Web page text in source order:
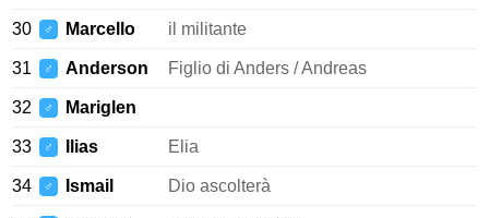
30 ♂ Marcello il militante
31 ♂ Anderson Figlio di Anders / Andreas
32 ♂ Mariglen
33 ♂ Ilias Elia
34 ♂ Ismail Dio ascolterà